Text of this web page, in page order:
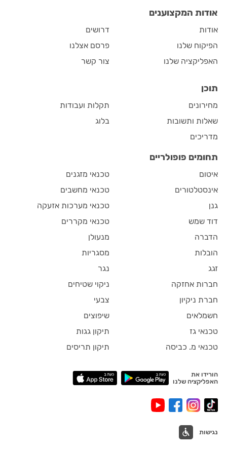
אודות המקצוענים
אודות
הפיקוח שלנו
האפליקציה שלנו
דרושים
פרסם אצלנו
צור קשר
תוכן
מחירונים
שאלות ותשובות
מדריכים
תקלות ועבודות
בלוג
תחומים פופולריים
איטום
אינסטלטורים
גנן
דוד שמש
הדברה
הובלות
זגג
חברות אחזקה
חברת ניקיון
חשמלאים
טכנאי גז
טכנאי מ. כביסה
טכנאי מזגנים
טכנאי מחשבים
טכנאי מערכות אזעקה
טכנאי מקררים
מנעולן
מסגריות
נגר
ניקוי שטיחים
צבעי
שיפוצים
תיקון גגות
תיקון תריסים
הורידו את
האפליקציה שלנו
נגישות